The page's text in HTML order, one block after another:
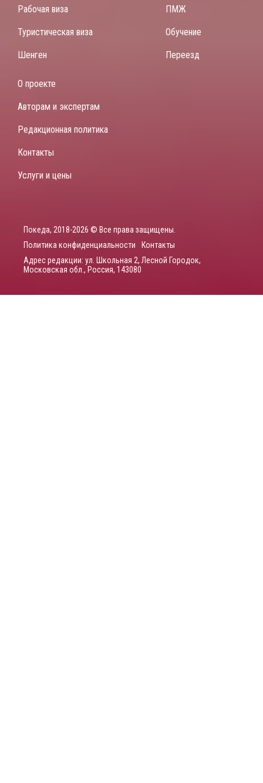
Рабочая виза
Туристическая виза
Шенген
ПМЖ
Обучение
Переезд
О проекте
Авторам и экспертам
Редакционная политика
Контакты
Услуги и цены
Покеда, 2018-2026 © Все права защищены.
Политика конфиденциальности
Контакты
Адрес редакции: ул. Школьная 2, Лесной Городок,
Московская обл., Россия, 143080